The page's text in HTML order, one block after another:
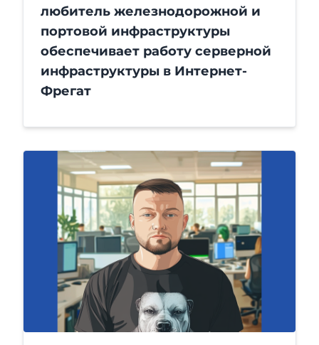
любитель железнодорожной и
портовой инфраструктуры
обеспечивает работу серверной
инфраструктуры в Интернет-
Фрегат